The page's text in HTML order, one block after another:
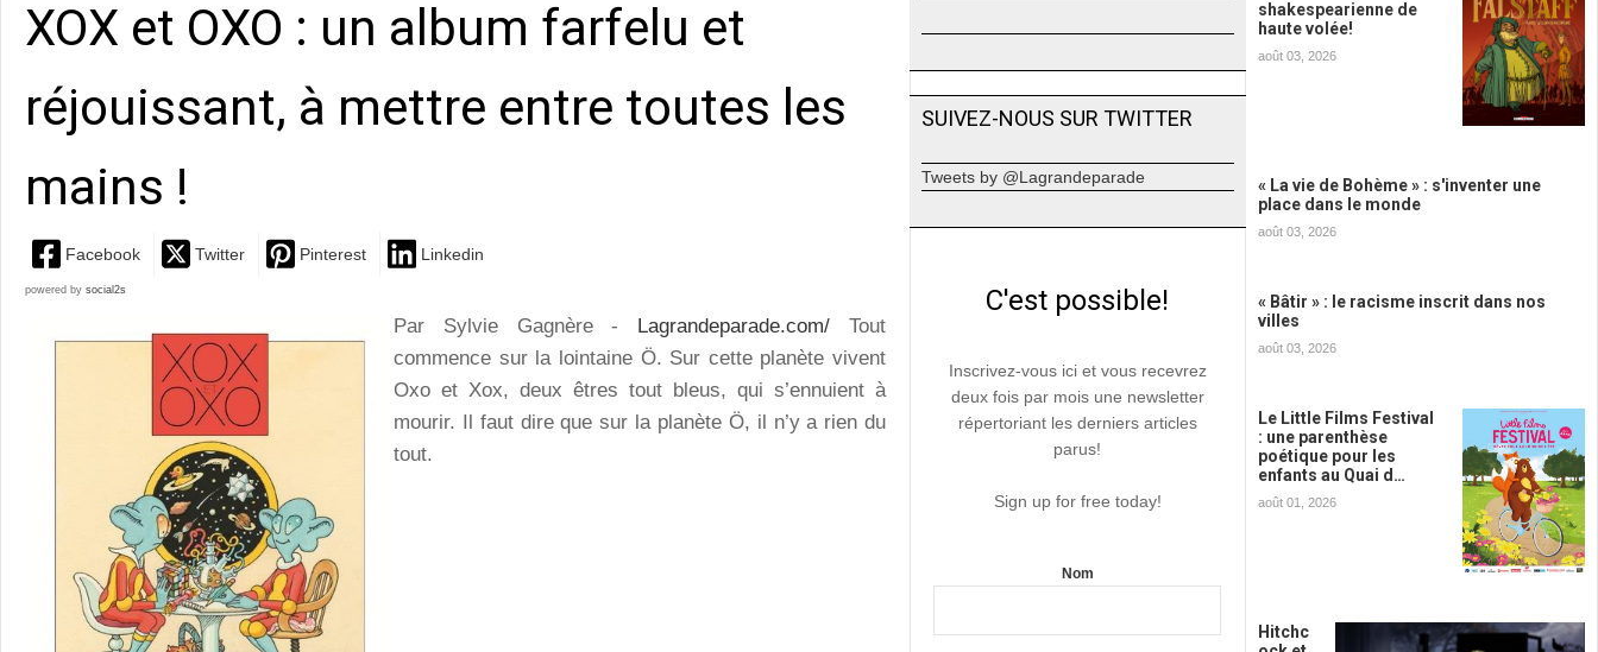
XOX et OXO : un album farfelu et
réjouissant, à mettre entre toutes les
mains !
Facebook Twitter Pinterest Linkedin
powered by social2s
Par Sylvie Gagnère - Lagrandeparade.com/Tout
commence sur la lointaine Ö. Sur cette planète vivent
Oxo et Xox, deux êtres tout bleus, qui s’ennuient à
mourir. Il faut dire que sur la planète Ö, il n’y a rien du
tout.
SUIVEZ-NOUS SUR TWITTER
Tweets by @Lagrandeparade
C'est possible!
Inscrivez-vous ici et vous recevrez
deux fois par mois une newsletter
répertoriant les derniers articles
parus!
Sign up for free today!
Nom
shakespearienne de
haute volée!
août 03, 2026
« La vie de Bohème » : s'inventer une
place dans le monde
août 03, 2026
« Bâtir » : le racisme inscrit dans nos
villes
août 03, 2026
Le Little Films Festival
: une parenthèse
poétique pour les
enfants au Quai d…
août 01, 2026
Hitchc